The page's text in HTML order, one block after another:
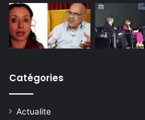
Catégories
Actualite